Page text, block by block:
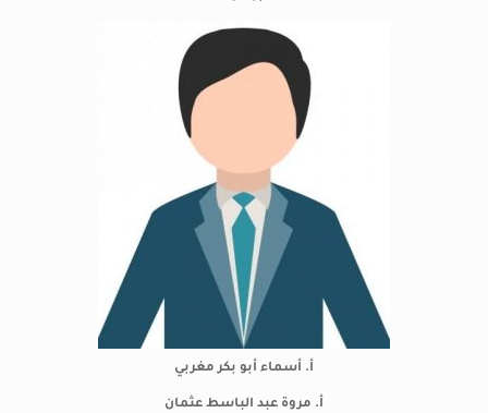
أ. أسماء أبو بكر مغربي
أ. مروة عبد الباسط عثمان